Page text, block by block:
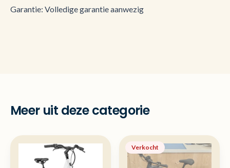
Garantie: Volledige garantie aanwezig
Meer uit deze categorie
Verkocht